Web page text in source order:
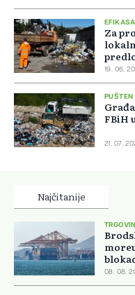
Za
19. 06.
FBiH
21. 07.
Najčitanije
08. 08.